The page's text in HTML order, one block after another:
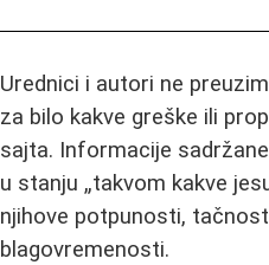
Urednici i autori ne
za bilo kakve greške ili
sajta. Informacije
u stanju „takvom kakve
njihove potpunosti,
blagovremenosti.